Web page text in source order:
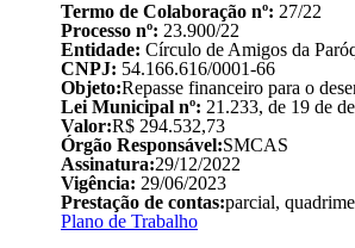
Termo de Colaboração nº: 27/22
Processo nº: 23.900/22
Entidade: Círculo de Amigos da
CNPJ: 54.166.616/0001-66
Objeto:Repasse financeiro para o
Lei Municipal nº: 21.233, de 19 de
Valor:R$ 294.532,73
Órgão Responsável:SMCAS
Assinatura:29/12/2022
Vigência: 29/06/2023
Prestação de contas:parcial,
Plano de Trabalho